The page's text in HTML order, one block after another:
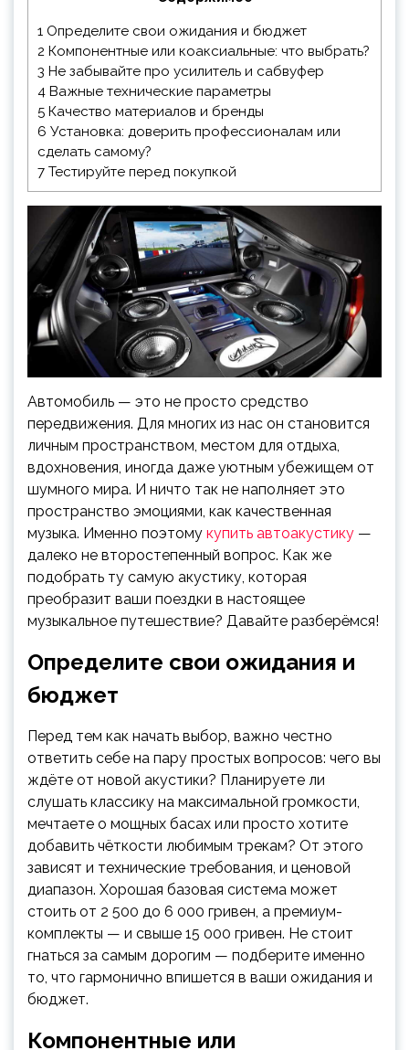
1 Определите свои ожидания и бюджет
2 Компонентные или коаксиальные: что выбрать?
3 Не забывайте про усилитель и сабвуфер
4 Важные технические параметры
5 Качество материалов и бренды
6 Установка: доверить профессионалам или
сделать самому?
7 Тестируйте перед покупкой
Автомобиль — это не просто средство
передвижения. Для многих из нас он становится
личным пространством, местом для отдыха,
вдохновения, иногда даже уютным убежищем от
шумного мира. И ничто так не наполняет это
пространство эмоциями, как качественная
музыка. Именно поэтому купить автоакустику —
далеко не второстепенный вопрос. Как же
подобрать ту самую акустику, которая
преобразит ваши поездки в настоящее
музыкальное путешествие? Давайте разберёмся!
Определите свои ожидания и
бюджет
Перед тем как начать выбор, важно честно
ответить себе на пару простых вопросов: чего вы
ждёте от новой акустики? Планируете ли
слушать классику на максимальной громкости,
мечтаете о мощных басах или просто хотите
добавить чёткости любимым трекам? От этого
зависят и технические требования, и ценовой
диапазон. Хорошая базовая система может
стоить от 2 500 до 6 000 гривен, а премиум-
комплекты — и свыше 15 000 гривен. Не стоит
гнаться за самым дорогим — подберите именно
то, что гармонично впишется в ваши ожидания и
бюджет.
Компонентные или